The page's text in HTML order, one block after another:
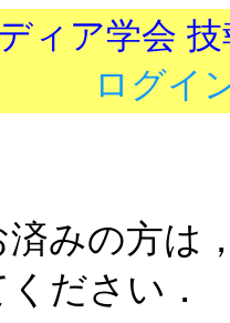
ィア学会
ログイ
みの方は
ださい．